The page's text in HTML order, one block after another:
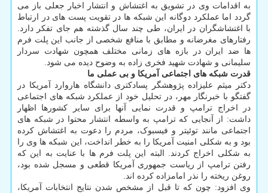
به اقدامات وی در تشویق به اغتشاش و انتشار اخبار جعلی باز می
گردد اما عملکرد دوگانه این شبکه ها در تقویت پست های در ارتباط
با اغتشاشگران در ایران، طی چند سال گذشته هم جای تفکر دارد.
رفتارهای مغرضانه و مطابق با منافع شخصی از جانب این پلت فرم
ها ضد ایران در بازه های زمانی مختلف همچون شهادت سردار
سلیمانی و شهادت شهید فخری زاده به وضوح دیده می شود.
قدرت شبکه های اجتماعی آمریکا و بی عملی ما
دکتر میثم علیزاده پژوهشگر پسادکتری دانشگاه هاروارد آمریکا در
گفتگو با خبرنگار مهر، در تحلیل خود از عملکرد شبکه های اجتماعی
در اخراج ترامپ و قدرت نمایی آنها برای سایر کشورها اظهار
داشت: از آنجایی که ترامپ به واسطه انتشار محتوا در شبکه های
اجتماعی مانند توئیتر و فیسبوک، مردم را دعوت به اغتشاش کرده
بود و به شکلی امنیت آمریکا را به خطر انداخت، این شبکه ها وی را
به شکلی اخراج کردند. البته این پلت فرم ها با عنایت به این که
رفتن ترامپ از ریاست جمهوری آمریکا قطعی و مسجل شده بود،
روغن ریخته را نذر امامزاده کرده اند.
وی افزود: چون که تا قبل از مشخص شدن نتایج انتخابات آمریکا،